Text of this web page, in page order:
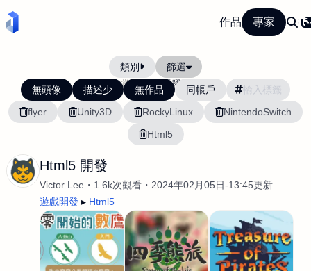
作品 專家
類別 篩選
當前排序: 活躍度
無頭像 描述少 無作品
同帳戶
flyer
Unity3D RockyLinux
NintendoSwitch
Html5
Html5 開發
Victor Lee 1.6k次觀看
2024年02月05日-13:45更新
遊戲開發
Html5